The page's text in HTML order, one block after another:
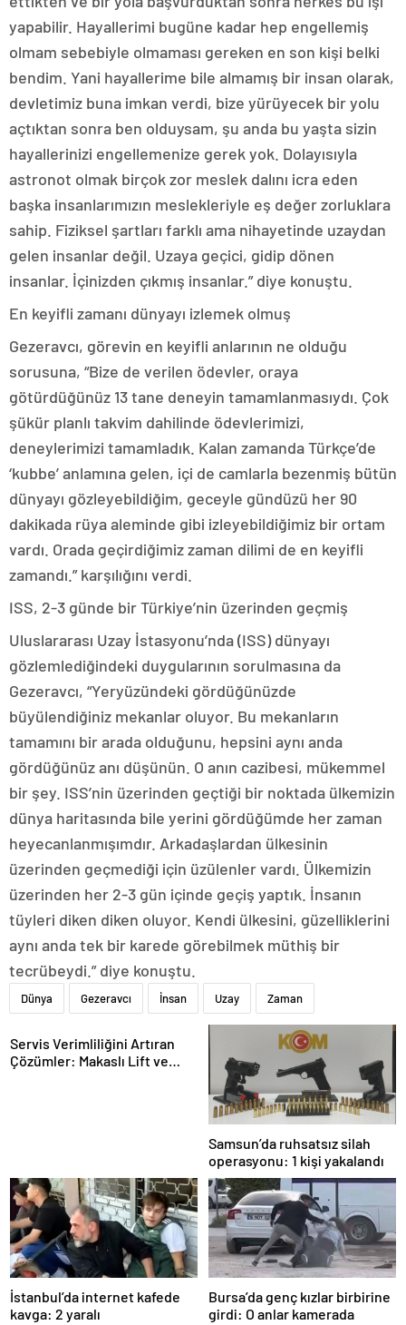
yapabilir. Hayallerimi bugüne kadar hep engellemiş
olmam sebebiyle olmaması gereken en son kişi belki
bendim. Yani hayallerime bile almamış bir insan olarak,
devletimiz buna imkan verdi, bize yürüyecek bir yolu
açtıktan sonra ben olduysam, şu anda bu yaşta sizin
hayallerinizi engellemenize gerek yok. Dolayısıyla
astronot olmak birçok zor meslek dalını icra eden
başka insanlarımızın meslekleriyle eş değer zorluklara
sahip. Fiziksel şartları farklı ama nihayetinde uzaydan
gelen insanlar değil. Uzaya geçici, gidip dönen
insanlar. İçinizden çıkmış insanlar.” diye konuştu.
En keyifli zamanı dünyayı izlemek olmuş
Gezeravcı, görevin en keyifli anlarının ne olduğu
sorusuna, “Bize de verilen ödevler, oraya
götürdüğünüz 13 tane deneyin tamamlanmasıydı. Çok
şükür planlı takvim dahilinde ödevlerimizi,
deneylerimizi tamamladık. Kalan zamanda Türkçe’de
‘kubbe’ anlamına gelen, içi de camlarla bezenmiş bütün
dünyayı gözleyebildiğim, geceyle gündüzü her 90
dakikada rüya aleminde gibi izleyebildiğimiz bir ortam
vardı. Orada geçirdiğimiz zaman dilimi de en keyifli
zamandı.” karşılığını verdi.
ISS, 2-3 günde bir Türkiye’nin üzerinden geçmiş
Uluslararası Uzay İstasyonu’nda (ISS) dünyayı
gözlemlediğindeki duygularının sorulmasına da
Gezeravcı, “Yeryüzündeki gördüğünüzde
büyülendiğiniz mekanlar oluyor. Bu mekanların
tamamını bir arada olduğunu, hepsini aynı anda
gördüğünüz anı düşünün. O anın cazibesi, mükemmel
bir şey. ISS’nin üzerinden geçtiği bir noktada ülkemizin
dünya haritasında bile yerini gördüğümde her zaman
heyecanlanmışımdır. Arkadaşlardan ülkesinin
üzerinden geçmediği için üzülenler vardı. Ülkemizin
üzerinden her 2-3 gün içinde geçiş yaptık. İnsanın
tüyleri diken diken oluyor. Kendi ülkesini, güzelliklerini
aynı anda tek bir karede görebilmek müthiş bir
tecrübeydi.” diye konuştu.
Dünya Gezeravcı İnsan Uzay Zaman
Servis Verimliliğini Artıran
Çözümler: Makaslı Lift ve
Samsun’da ruhsatsız silah
operasyonu: 1 kişi yakalandı
İstanbul’da internet kafede
kavga: 2 yaralı
Bursa’da genç kızlar birbirine
girdi: O anlar kamerada